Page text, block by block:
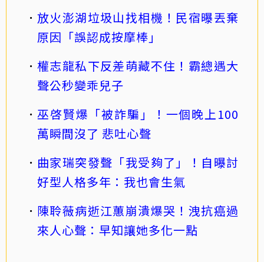
放火澎湖垃圾山找相機！民宿曝丟棄
原因「誤認成按摩棒」
權志龍私下反差萌藏不住！霸總遇大
聲公秒變乖兒子
巫啓賢爆「被詐騙」！一個晚上100
萬瞬間沒了 悲吐心聲
曲家瑞突發聲「我受夠了」！自曝討
好型人格多年：我也會生氣
陳聆薇病逝江蕙崩潰爆哭！洩抗癌過
來人心聲：早知讓她多化一點